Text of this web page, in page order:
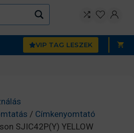
VIP TAG LESZEK
/ Címkenyomtató
SJIC42P(Y) YELLOW